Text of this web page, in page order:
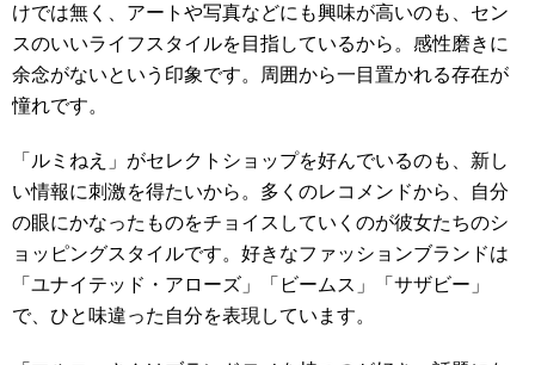
けでは無く、アートや写真などにも興味が高いのも、セン
スのいいライフスタイルを目指しているから。感性磨きに
余念がないという印象です。周囲から一目置かれる存在が
憧れです。
「ルミねえ」がセレクトショップを好んでいるのも、新し
い情報に刺激を得たいから。多くのレコメンドから、自分
の眼にかなったものをチョイスしていくのが彼女たちのシ
ョッピングスタイルです。好きなファッションブランドは
「ユナイテッド・アローズ」「ビームス」「サザビー」
で、ひと味違った自分を表現しています。